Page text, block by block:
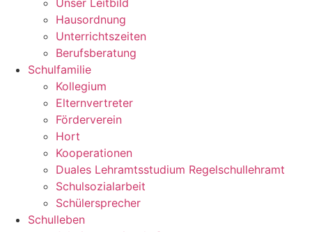
Unser Leitbild
Hausordnung
Unterrichtszeiten
Berufsberatung
Schulfamilie
Kollegium
Elternvertreter
Förderverein
Hort
Kooperationen
Duales Lehramtsstudium Regelschullehramt
Schulsozialarbeit
Schülersprecher
Schulleben